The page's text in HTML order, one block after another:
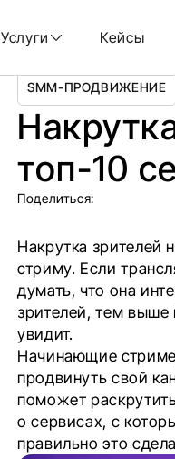
Услуги Кейсы
SMM-ПРОДВИЖЕНИЕ
топ-10
Поделиться:
Накрутка зрителей
стриму. Если
думать, что она
зрителей, тем
увидит.
Начинающие
продвинуть свой
поможет
о сервисах, с
правильно это